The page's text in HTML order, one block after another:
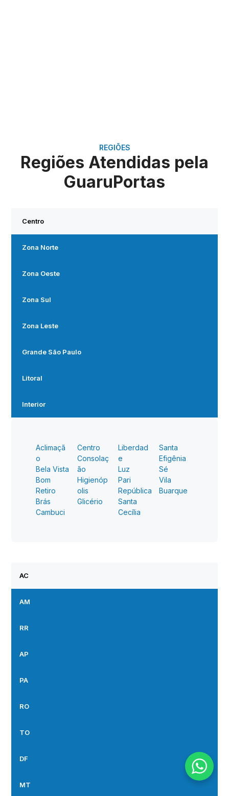
REGIÕES
Regiões Atendidas pela
GuaruPortas
Centro
Zona Norte
Zona Oeste
Zona Sul
Zona Leste
Grande São Paulo
Litoral
Interior
Aclimaçã
o
Bela Vista
Bom
Retiro
Brás
Cambuci
Centro
Consolaç
ão
Higienóp
olis
Glicério
Liberdad
e
Luz
Pari
República
Santa
Cecília
Santa
Efigênia
Sé
Vila
Buarque
AC
AM
RR
AP
PA
RO
TO
DF
MT